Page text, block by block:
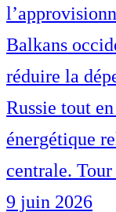
Balkans
réduire la
Russie tout
énergétique
centrale.
9 juin 2026